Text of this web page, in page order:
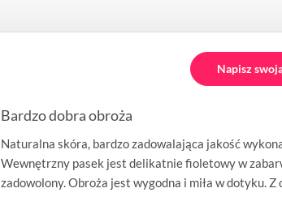
Napisz
Bardzo dobra obroża
Naturalna skóra, bardzo zadowalająca jakość
Wewnętrzny pasek jest delikatnie fioletowy w
zadowolony. Obroża jest wygodna i miła w dotyku.